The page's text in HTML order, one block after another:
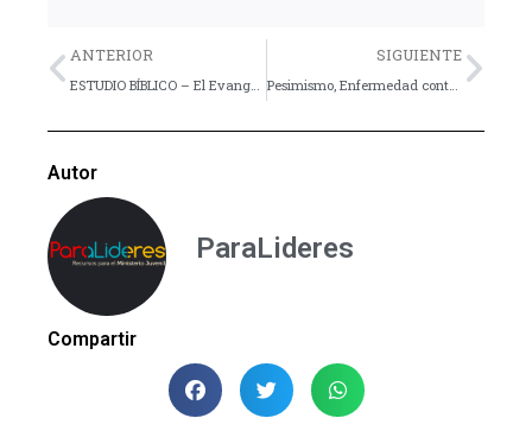
Previo
ANTERIOR SIGUIENTE
Pesimismo, Enfermedad contagiosa.
Autor
ParaLideres
Compartir